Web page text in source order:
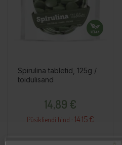
Spirulina tabletid, 125g /
toidulisand
14,89 €
Püsikliendi hind : 14.15 €